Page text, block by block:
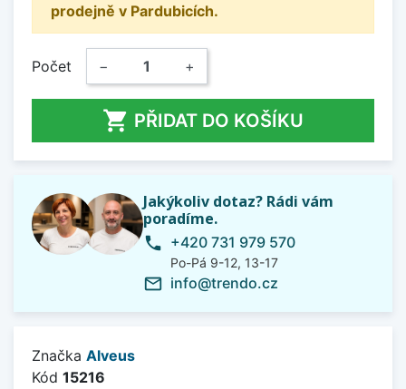
prodejně v Pardubicích.
Počet − +
 PŘIDAT DO KOŠÍKU
Jakýkoliv dotaz? Rádi vám
poradíme.
phone +420 731 979 570
Po-Pá 9-12, 13-17
mail_outline info@trendo.cz
Značka Alveus
Kód 15216